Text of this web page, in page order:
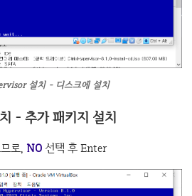
설치 - 디스크에 설치
- 추가 패키지 설치
로, NO 선택 후 Enter